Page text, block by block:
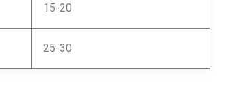
15-20
25-30